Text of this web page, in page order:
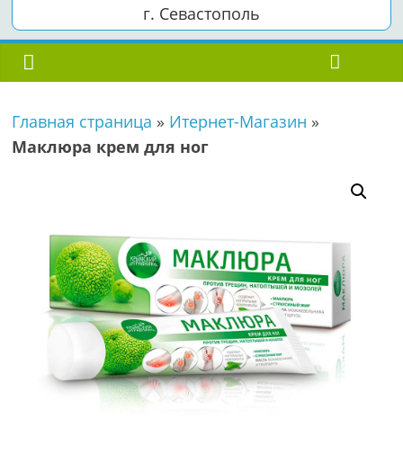
г. Севастополь
Главная страница » Итернет-Магазин »
Маклюра крем для ног